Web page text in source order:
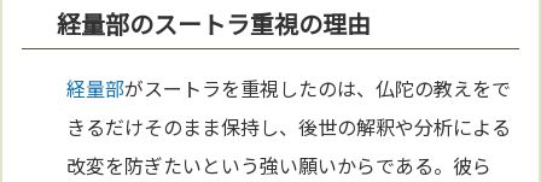
経量部のスートラ重視の理由
経量部がスートラを重視したのは、仏陀の教えをで
きるだけそのまま保持し、後世の解釈や分析による
改変を防ぎたいという強い願いからである。彼ら